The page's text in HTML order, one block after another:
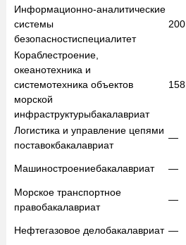
Информационно-аналитические
системы
безопасностиспециалитет
200
Кораблестроение,
океанотехника и
системотехника объектов
морской
инфраструктурыбакалавриат
158
Логистика и управление цепями
поставокбакалавриат
—
Машиностроениебакалавриат —
Морское транспортное
правобакалавриат
—
Нефтегазовое делобакалавриат —